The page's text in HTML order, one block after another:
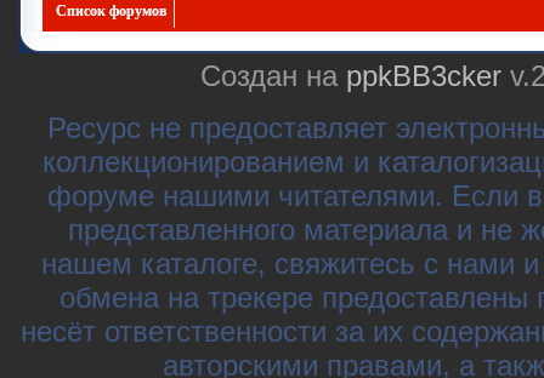
Список форумов
Создан на ppkBB3cker
Ресурс не предоставляет
коллекционированием и
форуме нашими читателями. Если
представленного материала и не
нашем каталоге, свяжитесь с нами
обмена на трекере
несёт ответственности за их
авторскими правами, а